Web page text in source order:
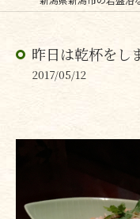
昨日は乾杯を
2017/05/12